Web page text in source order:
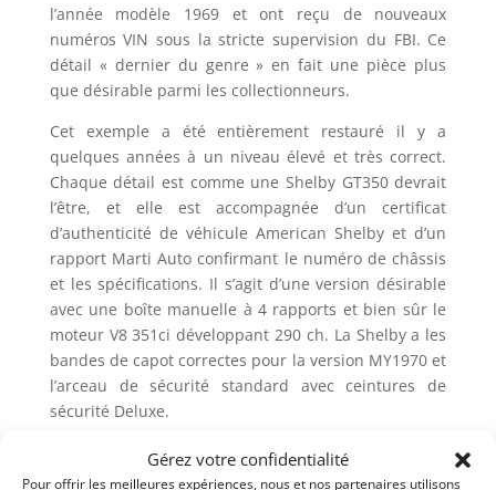
Gérez votre confidentialité
Pour offrir les meilleures expériences, nous et nos partenaires utilisons
l’année modèle 1969 et ont reçu de nouveaux
numéros VIN sous la stricte supervision du FBI. Ce
détail « dernier du genre » en fait une pièce plus
que désirable parmi les collectionneurs.
Cet exemple a été entièrement restauré il y a
quelques années à un niveau élevé et très correct.
Chaque détail est comme une Shelby GT350 devrait
l’être, et elle est accompagnée d’un certificat
d’authenticité de véhicule American Shelby et d’un
rapport Marti Auto confirmant le numéro de châssis
et les spécifications. Il s’agit d’une version désirable
avec une boîte manuelle à 4 rapports et bien sûr le
moteur V8 351ci développant 290 ch. La Shelby a les
bandes de capot correctes pour la version MY1970 et
l’arceau de sécurité standard avec ceintures de
sécurité Deluxe.
Conduire cette bête est un peu une expérience. Le
gros moteur V8 démarre immédiatement et remplit